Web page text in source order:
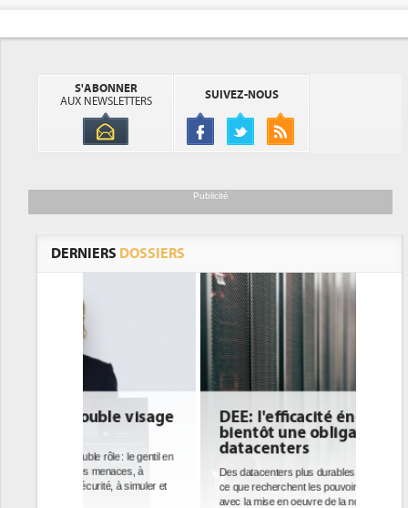
S'ABONNER
AUX NEWSLETTERS
SUIVEZ-NOUS
Publicité
DERNIERS DOSSIERS
DEE: l'efficacité énergétique
bientôt une obligation pour les
datacenters
Des datacenters plus durables et plus efficaces, c'est
ce que recherchent les pouvoirs publics européens
avec la mise en oeuvre de la nouvelle Directive sur